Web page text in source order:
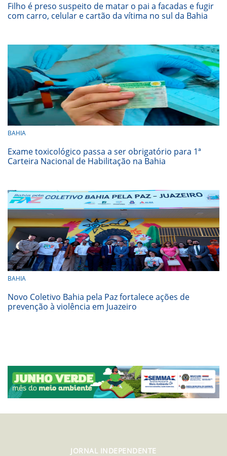
Filho é preso suspeito de matar o pai a facadas e fugir
com carro, celular e cartão da vítima no sul da Bahia
BAHIA
Exame toxicológico passa a ser obrigatório para 1ª
Carteira Nacional de Habilitação na Bahia
BAHIA
Novo Coletivo Bahia pela Paz fortalece ações de
prevenção à violência em Juazeiro
JORNAL INDEPENDENTE